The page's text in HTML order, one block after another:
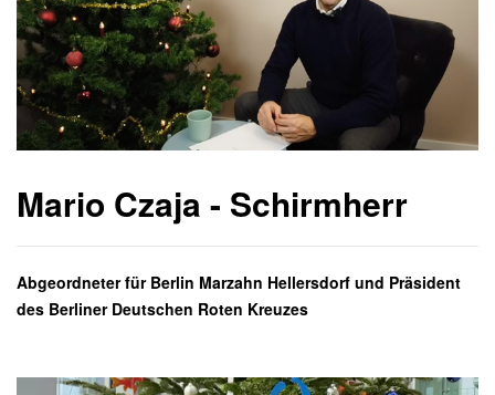
Mario Czaja - Schirmherr
Abgeordneter für Berlin Marzahn Hellersdorf und Präsident
des Berliner Deutschen Roten Kreuzes